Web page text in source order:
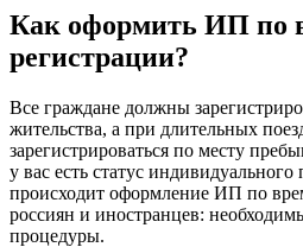
Как оформить ИП по
регистрации?
Все граждане должны
жительства, а при длительных
зарегистрироваться по месту
у вас есть статус
происходит оформление ИП по
россиян и иностранцев:
процедуры.